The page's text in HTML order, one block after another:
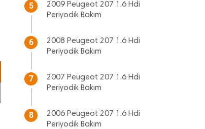
5
2009 Peugeot 207 1.6 Hdi
Periyodik Bakım
6
2008 Peugeot 207 1.6 Hdi
Periyodik Bakım
7
2007 Peugeot 207 1.6 Hdi
Periyodik Bakım
8
2006 Peugeot 207 1.6 Hdi
Periyodik Bakım